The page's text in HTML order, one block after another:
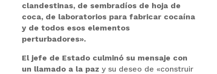
clandestinas, de sembradíos de hoja de
coca, de laboratorios para fabricar cocaína
y de todos esos elementos
perturbadores».
El jefe de Estado culminó su mensaje con
un llamado a la paz y su deseo de «construir